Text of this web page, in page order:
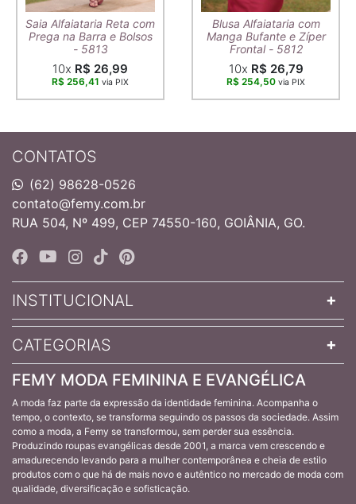
Saia Alfaiataria Reta com
Prega na Barra e Bolsos
- 5813
10x R$ 26,99
R$ 256,41 via PIX
Blusa Alfaiataria com
Manga Bufante e Zíper
Frontal - 5812
10x R$ 26,79
R$ 254,50 via PIX
CONTATOS
(62) 98628-0526
contato@femy.com.br
RUA 504, Nº 499, CEP 74550-160, GOIÂNIA, GO.
INSTITUCIONAL
CATEGORIAS
FEMY MODA FEMININA E EVANGÉLICA
A moda faz parte da expressão da identidade feminina. Acompanha o
tempo, o contexto, se transforma seguindo os passos da sociedade. Assim
como a moda, a Femy se transformou, sem perder sua essência.
Produzindo roupas evangélicas desde 2001, a marca vem crescendo e
amadurecendo levando para a mulher contemporânea e cheia de estilo
produtos com o que há de mais novo e autêntico no mercado de moda com
qualidade, diversificação e sofisticação.